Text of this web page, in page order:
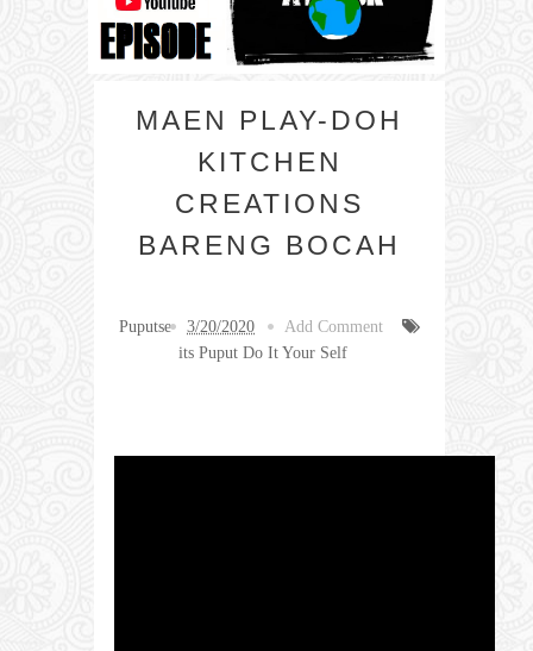
MAEN PLAY-DOH
KITCHEN
CREATIONS
BARENG BOCAH
Puputse 3/20/2020
Add Comment
its Puput Do It Your Self